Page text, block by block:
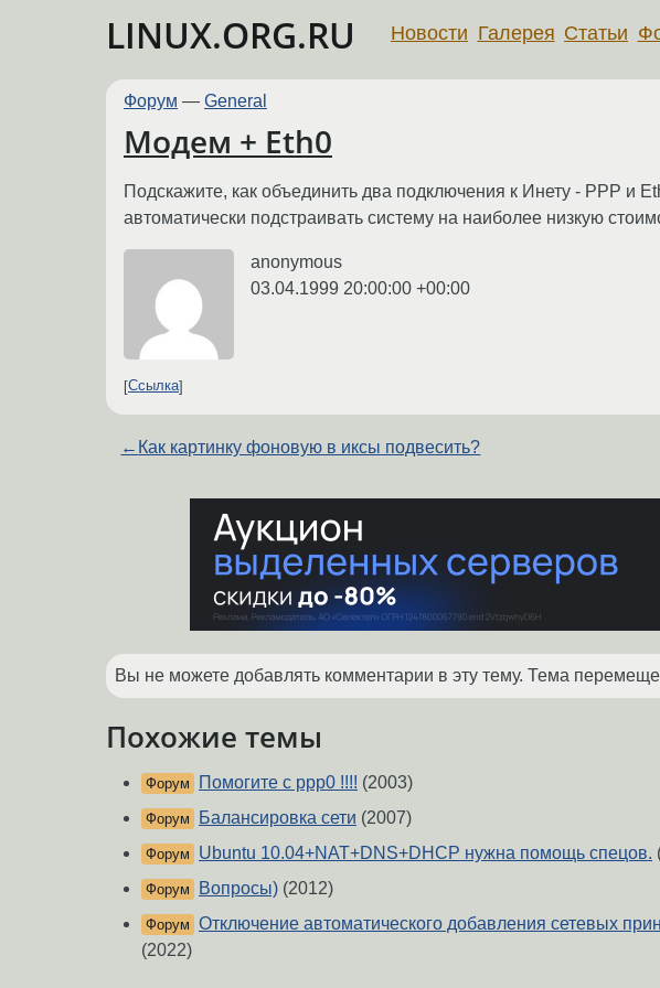
LINUX.ORG.RU Новости Галерея Статьи
Форум — General
Модем + Eth0
Подскажите, как объединить два подключения к Инету - РРР и
автоматически подстраивать систему на наиболее низкую
anonymous
03.04.1999 20:00:00 +00:00
Ссылка
← Как картинку фоновую в иксы подвесить?
Вы не можете добавлять комментарии в эту тему. Тема
Похожие темы
Форум Помогите с ррр0 !!!! (2003)
Форум Балансировка сети (2007)
Форум Ubuntu 10.04+NAT+DNS+DHCP нужна помощь спецов.
Форум Вопросы) (2012)
Форум Отключение автоматического добавления сетевых
(2022)